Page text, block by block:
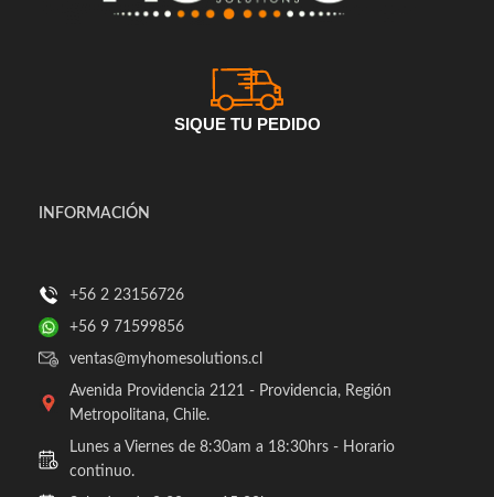
SIQUE TU PEDIDO
INFORMACIÓN
+56 2 23156726
+56 9 71599856
ventas@myhomesolutions.cl
Avenida Providencia 2121 - Providencia, Región
Metropolitana, Chile.
Lunes a Viernes de 8:30am a 18:30hrs - Horario
continuo.